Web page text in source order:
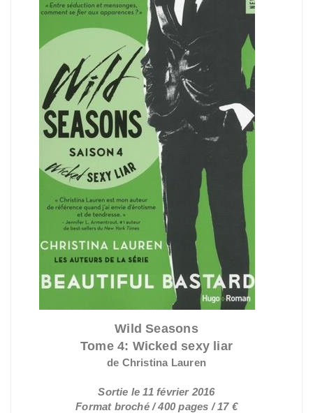
Wild Seasons
Tome 4: Wicked sexy liar
de Christina Lauren
Sortie le 11 février 2016
Format broché / 400 pages / 17 €